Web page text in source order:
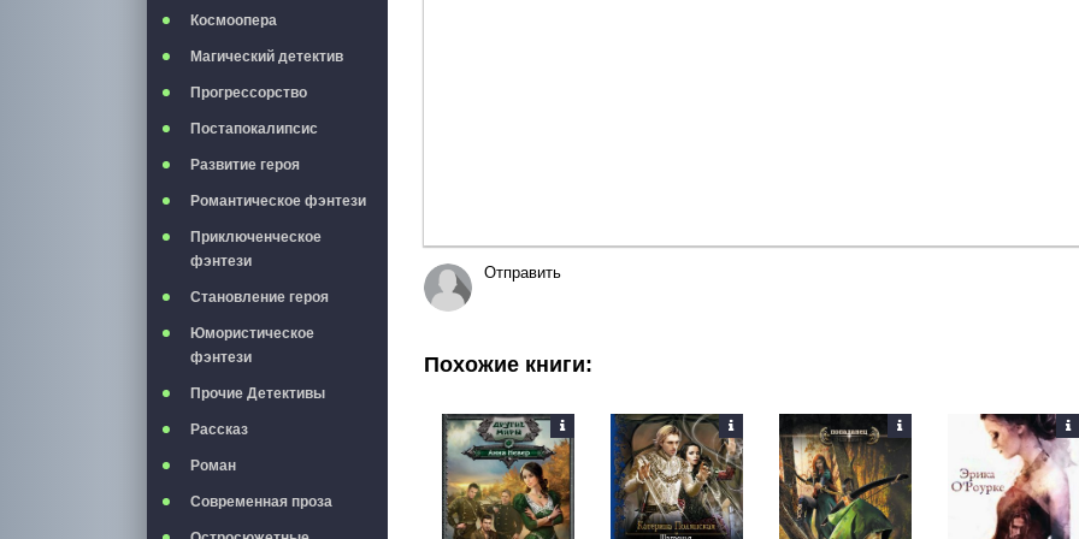
Космоопера
Магический детектив
Прогрессорство
Постапокалипсис
Развитие героя
Романтическое фэнтези
Приключенческое
фэнтези
Становление героя
Юмористическое
фэнтези
Прочие Детективы
Рассказ
Роман
Современная проза
Отправить
Похожие книги: